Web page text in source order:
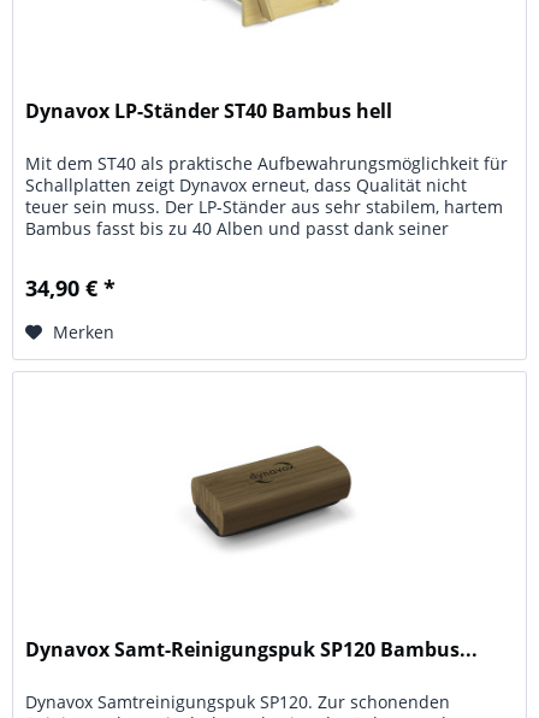
Dynavox LP-Ständer ST40 Bambus hell
Mit dem ST40 als praktische Aufbewahrungsmöglichkeit für
Schallplatten zeigt Dynavox erneut, dass Qualität nicht
teuer sein muss. Der LP-Ständer aus sehr stabilem, hartem
Bambus fasst bis zu 40 Alben und passt dank seiner
34,90 € *
Merken
Dynavox Samt-Reinigungspuk SP120 Bambus...
Dynavox Samtreinigungspuk SP120. Zur schonenden